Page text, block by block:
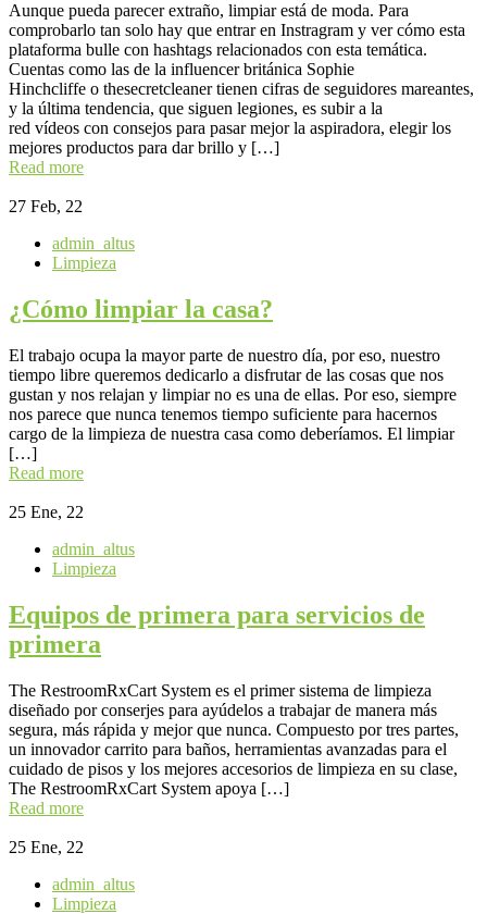
Aunque pueda parecer extraño, limpiar está de moda. Para
comprobarlo tan solo hay que entrar en Instragram y ver cómo esta
plataforma bulle con hashtags relacionados con esta temática.
Cuentas como las de la influencer británica Sophie
Hinchcliffe o thesecretcleaner tienen cifras de seguidores mareantes,
y la última tendencia, que siguen legiones, es subir a la
red vídeos con consejos para pasar mejor la aspiradora, elegir los
mejores productos para dar brillo y […]
Read more
27 Feb, 22
admin_altus
Limpieza
¿Cómo limpiar la casa?
El trabajo ocupa la mayor parte de nuestro día, por eso, nuestro
tiempo libre queremos dedicarlo a disfrutar de las cosas que nos
gustan y nos relajan y limpiar no es una de ellas. Por eso, siempre
nos parece que nunca tenemos tiempo suficiente para hacernos
cargo de la limpieza de nuestra casa como deberíamos. El limpiar
[…]
Read more
25 Ene, 22
admin_altus
Limpieza
Equipos de primera para servicios de
primera
The RestroomRxCart System es el primer sistema de limpieza
diseñado por conserjes para ayúdelos a trabajar de manera más
segura, más rápida y mejor que nunca. Compuesto por tres partes,
un innovador carrito para baños, herramientas avanzadas para el
cuidado de pisos y los mejores accesorios de limpieza en su clase,
The RestroomRxCart System apoya […]
Read more
25 Ene, 22
admin_altus
Limpieza